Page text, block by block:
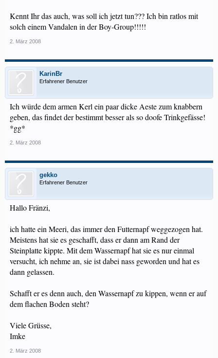
Kennt Ihr das auch, was soll ich jetzt tun??? Ich bin ratlos mit
solch einem Vandalen in der Boy-Group!!!!!
2. März 2008
KarinBr
Erfahrener Benutzer
Ich würde dem armen Kerl ein paar dicke Aeste zum knabbern
geben, das findet der bestimmt besser als so doofe Trinkgefässe!
*gg*
2. März 2008
gekko
Erfahrener Benutzer
Hallo Fränzi,
ich hatte ein Meeri, das immer den Futternapf weggezogen hat.
Meistens hat sie es geschafft, dass er dann am Rand der
Steinplatte kippte. Mit dem Wassernapf hat sie es nur einmal
versucht, ich nehme an, sie ist dabei nass geworden und hat es
dann gelassen.
Schafft er es denn auch, den Wassernapf zu kippen, wenn er auf
dem flachen Boden steht?
Viele Grüsse,
Imke
2. März 2008